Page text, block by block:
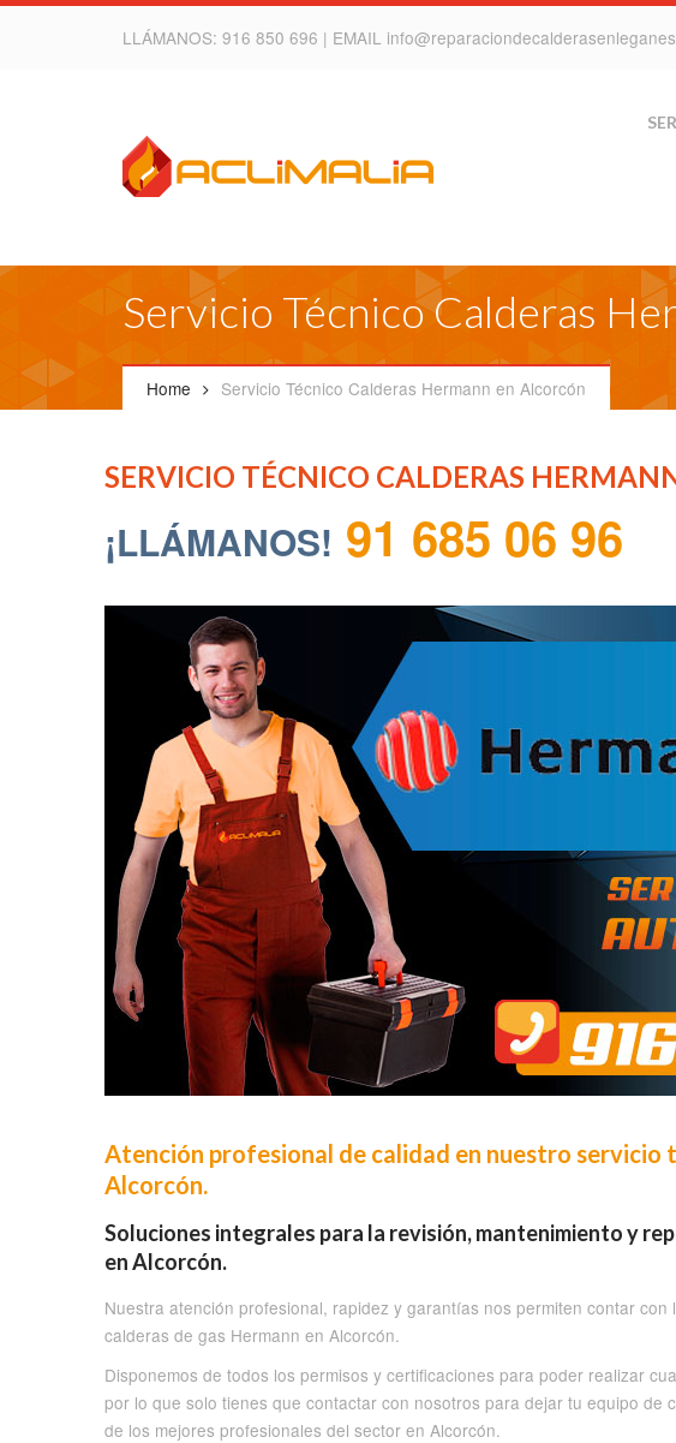
LLÁMANOS: 916 850 696 | EMAIL
Servicio Técnico Calderas
Home Servicio Técnico Calderas Hermann en Alcorcón
SERVICIO TÉCNICO CALDERAS
¡LLÁMANOS! 91 685 06 96
Atención profesional de calidad en nuestro servicio
Alcorcón.
Soluciones integrales para la revisión, mantenimiento y
en Alcorcón.
Nuestra atención profesional, rapidez y garantías nos permiten contar
calderas de gas Hermann en Alcorcón.
Disponemos de todos los permisos y certificaciones para poder realizar
por lo que solo tienes que contactar con nosotros para dejar tu equipo de
de los mejores profesionales del sector en Alcorcón.